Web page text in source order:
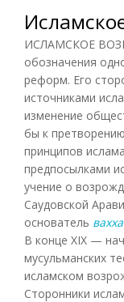
ИСЛАМСКОЕ
обозначения
реформ. Его
источниками
изменение
бы к
принципов
предпосылками
учение о
Саудовской
основатель
В конце XIX —
мусульманских
исламском
Сторонники